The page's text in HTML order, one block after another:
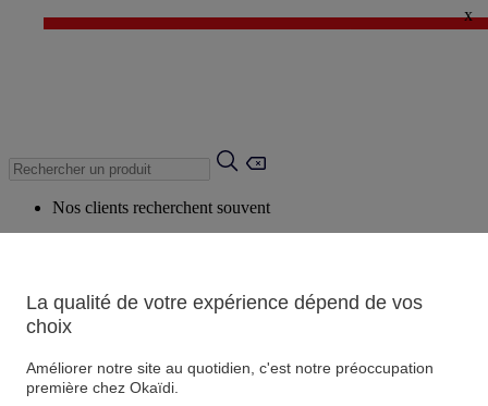
✨ LAST DAYS : Jusqu'à -60%* ✨
x
Nos clients recherchent souvent
Produits suggérés
Voir tous les produits
La qualité de votre expérience dépend de vos
choix
Améliorer notre site au quotidien, c'est notre préoccupation
première chez Okaïdi.